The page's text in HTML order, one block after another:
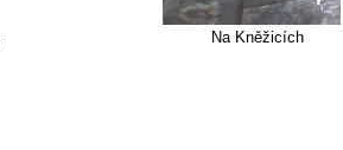
Na Kněžicích